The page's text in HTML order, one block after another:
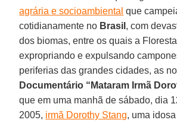
agrária e socioambiental que
cotidianamente no Brasil , com
dos biomas, entre os quais a
expropriando e expulsando
periferias das grandes cidades, as
Documentário “Mataram Irmã
que em uma manhã de sábado, dia
2005, irmã Dorothy Stang, uma